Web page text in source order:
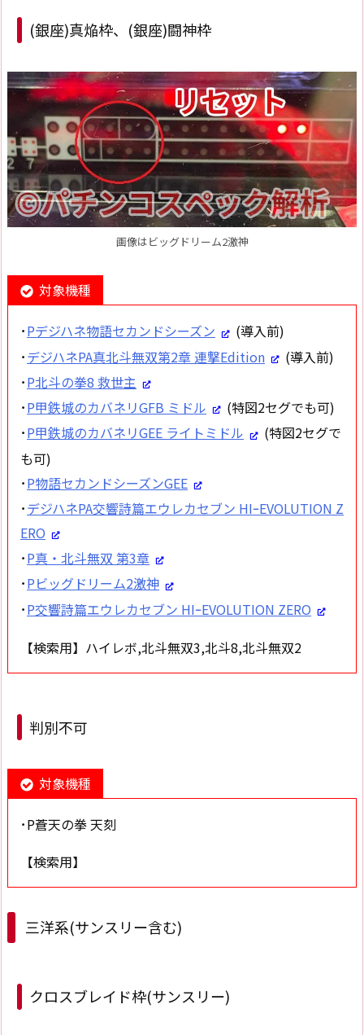
(銀座)真焔枠、(銀座)闘神枠
画像はビッグドリーム2激神
対象機種
･Pデジハネ物語セカンドシーズン
(導入前)
･デジハネPA真北斗無双第2章 連撃Edition
(導入前)
･P北斗の拳8 救世主
･P甲鉄城のカバネリGFB ミドル
(特図2セグでも可)
･P甲鉄城のカバネリGEE ライトミドル
(特図2セグで
も可)
･P物語セカンドシーズンGEE
･デジハネPA交響詩篇エウレカセブン HIｰEVOLUTION Z
ERO
･P真・北斗無双 第3章
･Pビッグドリーム2激神
･P交響詩篇エウレカセブン HIｰEVOLUTION ZERO
【検索用】ハイレボ,北斗無双3,北斗8,北斗無双2
判別不可
対象機種
･P蒼天の拳 天刻
【検索用】
三洋系(サンスリー含む)
クロスブレイド枠(サンスリー)